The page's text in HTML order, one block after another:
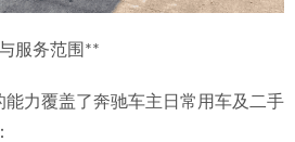
服务范围**
力覆盖了奔驰车主日常用车及二手